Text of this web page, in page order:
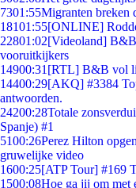
7301:55Migranten breken
18101:55[ONLINE]
22801:02[Videoland]
vooruitkijkers
14900:31 [RTL] B&B vol
14400:29[AKQ] #3384
antwoorden.
24200:28Totale
Spanje) #1
5100:26Perez Hilton
gruwelijke video
1600:25[ATP Tour] #169
1500:08Hoe ga jij om met